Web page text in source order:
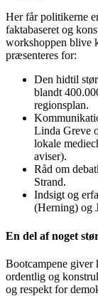
Her får politikerne
faktabaseret og
workshoppen blive
præsenteres for:
Den hidtil
blandt
regionsplan.
Linda Greve
lokale
aviser).
Råd om
Strand.
Indsigt og
(Herning) og
En del af noget
Bootcampene giver
ordentlig og
og respekt for